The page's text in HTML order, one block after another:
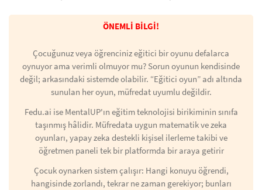
ÖNEMLİ BİLGİ!
Çocuğunuz veya öğrenciniz eğitici bir oyunu defalarca
oynuyor ama verimli olmuyor mu? Sorun oyunun kendisinde
değil; arkasındaki sistemde olabilir. “Eğitici oyun” adı altında
sunulan her oyun, müfredat uyumlu değildir.
Fedu.ai ise MentalUP'ın eğitim teknolojisi birikiminin sınıfa
taşınmış hâlidir. Müfredata uygun matematik ve zeka
oyunları, yapay zeka destekli kişisel ilerleme takibi ve
öğretmen paneli tek bir platformda bir araya getirir
Çocuk oynarken sistem çalışır: Hangi konuyu öğrendi,
hangisinde zorlandı, tekrar ne zaman gerekiyor; bunları